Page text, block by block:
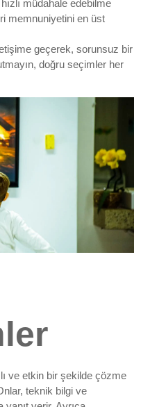
müdahale edebilme
memnuniyetini en üst
geçerek, sorunsuz bir
doğru seçimler her
ve etkin bir şekilde çözme
teknik bilgi ve